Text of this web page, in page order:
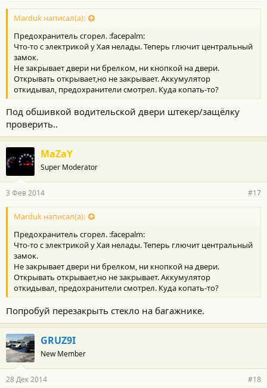
Marduk написал(а):
Предохранитель сгорел. :facepalm:
Что-то с электрикой у Хая нелады. Теперь глючит центральный
замок.
Не закрывает двери ни брелком, ни кнопкой на двери.
Открывать открывает,но не закрывает. Аккумулятор
откидывал, предохранители смотрел. Куда копать-то?
Под обшивкой водительской двери штекер/защёлку
проверить..
MaZaY
Super Moderator
3 Фев 2014 #17
Marduk написал(а):
Предохранитель сгорел. :facepalm:
Что-то с электрикой у Хая нелады. Теперь глючит центральный
замок.
Не закрывает двери ни брелком, ни кнопкой на двери.
Открывать открывает,но не закрывает. Аккумулятор
откидывал, предохранители смотрел. Куда копать-то?
Попробуй перезакрыть стекло на багажнике.
GRUZ9I
New Member
28 Дек 2014 #18